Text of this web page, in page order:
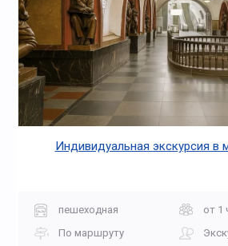
Индивидуальная экскурсия в
пешеходная
от 1
По маршруту